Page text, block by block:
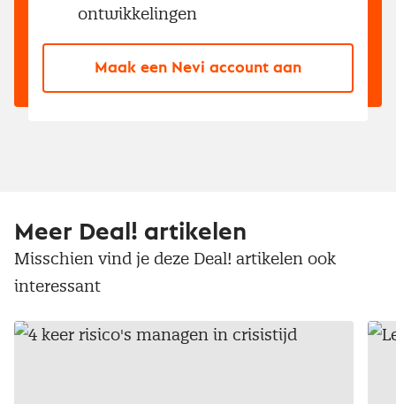
ontwikkelingen
Maak een Nevi account aan
Meer Deal! artikelen
Misschien vind je deze Deal! artikelen ook
interessant